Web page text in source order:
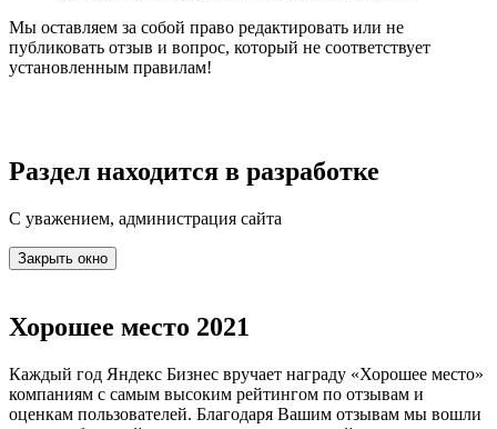
Мы оставляем за собой право редактировать или не
публиковать отзыв и вопрос, который не соответствует
установленным правилам!
Раздел находится в разработке
С уважением, администрация сайта
Закрыть окно
Хорошее место 2021
Каждый год Яндекс Бизнес вручает награду «Хорошее место»
компаниям с самым высоким рейтингом по отзывам и
оценкам пользователей. Благодаря Вашим отзывам мы вошли